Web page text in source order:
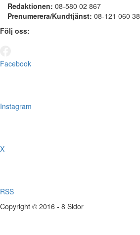
Redaktionen: 08-580 02 867
Prenumerera/Kundtjänst: 08-121 060 38
Följ oss:
Facebook
Instagram
X
RSS
Copyright © 2016 - 8 Sidor